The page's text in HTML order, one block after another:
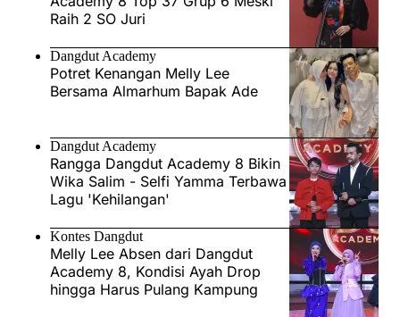
Raih 2 SO Juri
Dangdut Academy
Potret Kenangan Melly Lee
Bersama Almarhum Bapak Ade
Dangdut Academy
Rangga Dangdut Academy 8 Bikin
Wika Salim - Selfi Yamma Terbawa
Lagu 'Kehilangan'
Kontes Dangdut
Melly Lee Absen dari Dangdut
Academy 8, Kondisi Ayah Drop
hingga Harus Pulang Kampung